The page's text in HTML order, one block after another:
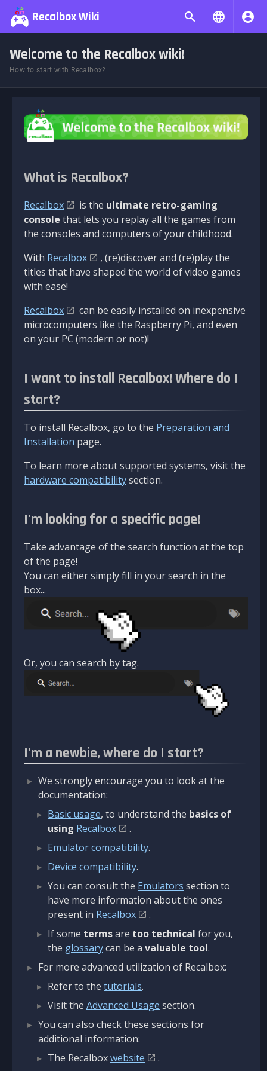
Recalbox Wiki
Welcome to the Recalbox wiki!
How to start with Recalbox?
What is Recalbox?
Recalbox is the ultimate retro-gaming
console that lets you replay all the games from
the consoles and computers of your childhood.
With Recalbox
, (re)discover and (re)play the
titles that have shaped the world of video games
with ease!
Recalbox
can be easily installed on inexpensive
microcomputers like the Raspberry Pi, and even
on your PC (modern or not)!
I want to install Recalbox! Where do I
start?
To install Recalbox, go to the Preparation and
Installation page.
To learn more about supported systems, visit the
hardware compatibilitysection.
I'm looking for a specific page!
Take advantage of the search function at the top
of the page!
You can either simply fill in your search in the
box...
Or, you can search by tag.
I'm a newbie, where do I start?
We strongly encourage you to look at the
documentation:
Basic usage, to understand the basics of
using Recalbox
.
Emulator compatibility.
Device compatibility.
You can consult the Emulators section to
have more information about the ones
present in Recalbox
.
If some termsare too technical for you,
the glossarycan be a valuable tool.
For more advanced utilization of Recalbox:
Refer to the tutorials.
Visit the Advanced Usage section.
You can also check these sections for
additional information:
The Recalboxwebsite
.